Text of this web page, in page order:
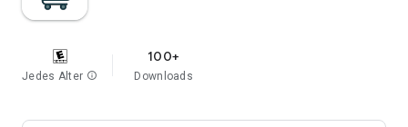
Jedes Alter info
100+
Downloads